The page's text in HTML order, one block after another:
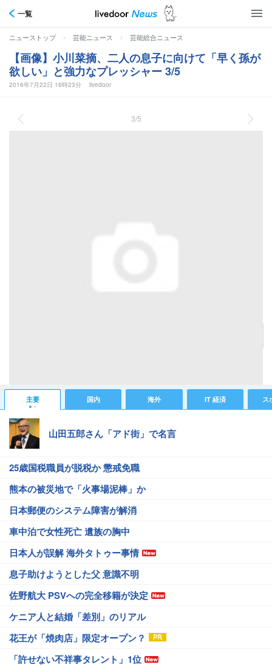
一覧
ニューストップ > 芸能ニュース > 芸能総合ニュース
【画像】小川菜摘、二人の息子に向けて「早く孫が
欲しい」と強力なプレッシャー 3/5
2016年7月22日 16時23分 livedoor
3/5
主要 国内 海外 IT 経済 ス
山田五郎さん「アド街」で名言
25歳国税職員が脱税か 懲戒免職
熊本の被災地で「火事場泥棒」か
日本郵便のシステム障害が解消
車中泊で女性死亡 遺族の胸中
日本人が誤解 海外タトゥー事情
息子助けようとした父 意識不明
佐野航大 PSVへの完全移籍が決定
ケニア人と結婚「差別」のリアル
花王が「焼肉店」限定オープン？
「許せない不祥事タレント」1位